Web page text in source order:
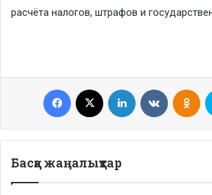
расчёта налогов, штрафов и
Facebook LinkedIn VKontakte
Басқа жаңалықтар